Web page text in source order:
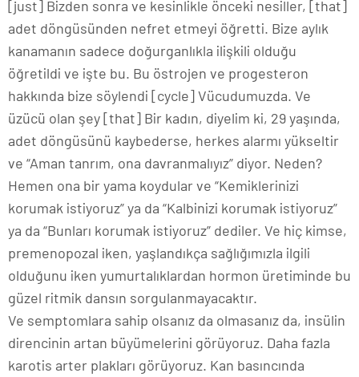
[just] Bizden sonra ve kesinlikle önceki nesiller, [that]
adet döngüsünden nefret etmeyi öğretti. Bize aylık
kanamanın sadece doğurganlıkla ilişkili olduğu
öğretildi ve işte bu. Bu östrojen ve progesteron
hakkında bize söylendi [cycle] Vücudumuzda. Ve
üzücü olan şey [that] Bir kadın, diyelim ki, 29 yaşında,
adet döngüsünü kaybederse, herkes alarmı yükseltir
ve “Aman tanrım, ona davranmalıyız” diyor. Neden?
Hemen ona bir yama koydular ve “Kemiklerinizi
korumak istiyoruz” ya da “Kalbinizi korumak istiyoruz”
ya da “Bunları korumak istiyoruz” dediler. Ve hiç kimse,
premenopozal iken, yaşlandıkça sağlığımızla ilgili
olduğunu iken yumurtalıklardan hormon üretiminde bu
güzel ritmik dansın sorgulanmayacaktır.
Ve semptomlara sahip olsanız da olmasanız da, insülin
direncinin artan büyümelerini görüyoruz. Daha fazla
karotis arter plakları görüyoruz. Kan basıncında